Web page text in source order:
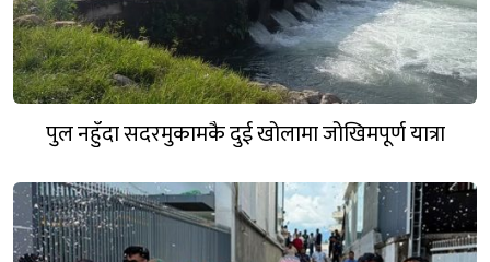
पुल नहुँदा सदरमुकामकै दुई खोलामा जोखिमपूर्ण यात्रा